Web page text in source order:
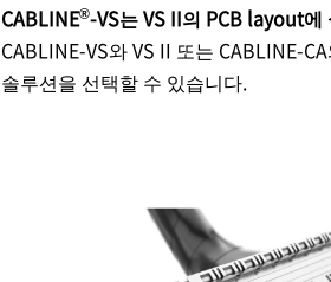
CABLINE®-VS는 VS II의 PCB layout
CABLINE-VS와 VS II 또는 CABLINE-
솔루션을 선택할 수 있습니다.